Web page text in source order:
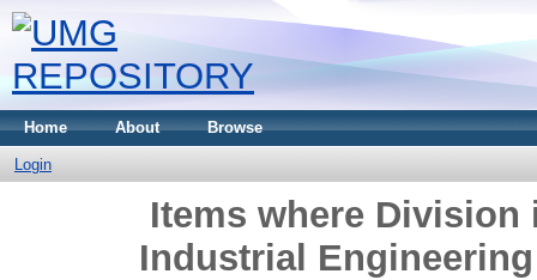
Home About Browse
Login
Items where
Industrial